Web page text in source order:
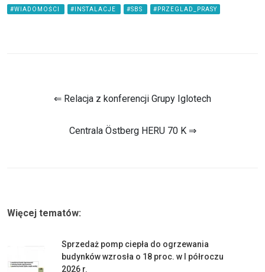
#WIADOMOŚCI #INSTALACJE #SBS #PRZEGLAD_PRASY
⇐ Relacja z konferencji Grupy Iglotech
Centrala Östberg HERU 70 K ⇒
Więcej tematów:
Sprzedaż pomp ciepła do ogrzewania
budynków wzrosła o 18 proc. w I półroczu
2026 r.